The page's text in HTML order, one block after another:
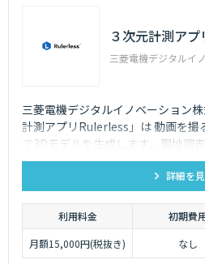
３次元計測ア
三菱電機デジタルイ
三菱電機デジタルイノベーション
計測アプリRulerless」は 動画を撮
で3Dモデルを生成します。現地調
の効率化だけでなく、離れた人と
ュニケーションロス、人の移動コ
詳細を
利用料金 初期費
月額15,000円(税抜き)
なし